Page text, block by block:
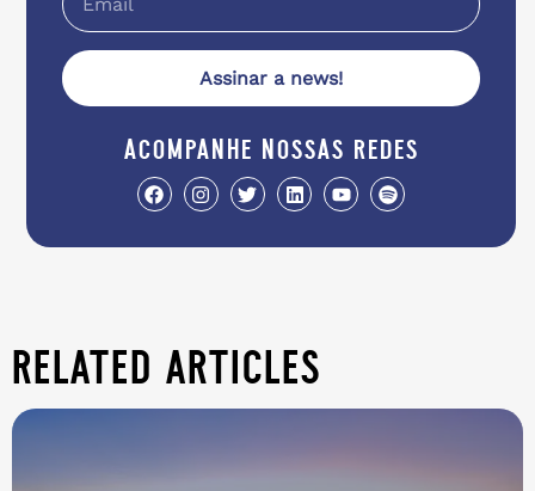
Assinar a news!
acompanhe nossas redes
related articles